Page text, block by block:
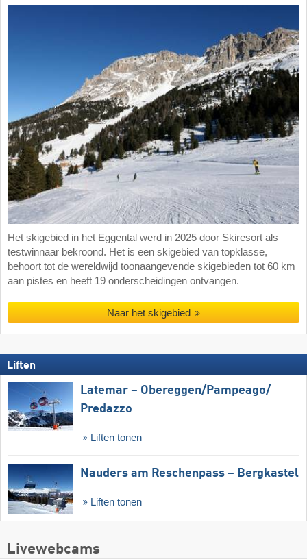
Het skigebied in het Eggental werd in 2025 door Skiresort als
testwinnaar bekroond. Het is een skigebied van topklasse,
behoort tot de wereldwijd toonaangevende skigebieden tot 60 km
aan pistes en heeft 19 onderscheidingen ontvangen.
Naar het skigebied
Liften
Latemar – Obereggen/​Pampeago/​
Predazzo
Liften tonen
Nauders am Reschenpass – Bergkastel
Liften tonen
Livewebcams